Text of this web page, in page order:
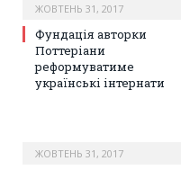
ЖОВТЕНЬ 31, 2017
Фундація авторки
Поттеріани
реформуватиме
українські інтернати
ЖОВТЕНЬ 31, 2017